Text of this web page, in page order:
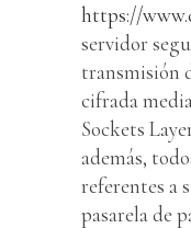
https://
servidor
transmisión
cifrada
Sockets
además,
referentes a
pasarela de